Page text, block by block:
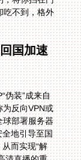
国加速
伪装”成来自
反向VPN或
部署服务器
地引导至国
从而实现“解
清直播的重